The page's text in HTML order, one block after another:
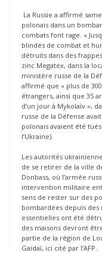
La Russie a affirmé
polonais dans un
combats font rage. «
blindés de combat et
détruits dans des
zinc Megatex, dans la
ministère russe de la
affirmé que « plus de
étrangers, ainsi que 35
d’un jour à Mykolaïv »,
russe de la Défense
polonais avaient été
l’Ukraine).
Les autorités
de se retirer de la ville
Donbass, où l’armée
intervention militaire
sens de rester sur des
bombardées depuis
essentielles ont été
des maisons devront
partie de la région de
Gaïdaï, ici cité par l’AFP.